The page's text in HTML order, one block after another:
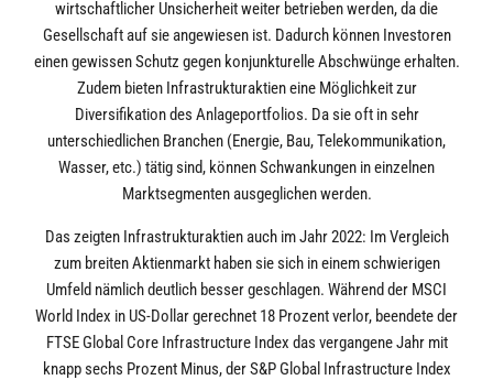
wirtschaftlicher Unsicherheit weiter betrieben werden, da die
Gesellschaft auf sie angewiesen ist. Dadurch können Investoren
einen gewissen Schutz gegen konjunkturelle Abschwünge erhalten.
Zudem bieten Infrastrukturaktien eine Möglichkeit zur
Diversifikation des Anlageportfolios. Da sie oft in sehr
unterschiedlichen Branchen (Energie, Bau, Telekommunikation,
Wasser, etc.) tätig sind, können Schwankungen in einzelnen
Marktsegmenten ausgeglichen werden.
Das zeigten Infrastrukturaktien auch im Jahr 2022: Im Vergleich
zum breiten Aktienmarkt haben sie sich in einem schwierigen
Umfeld nämlich deutlich besser geschlagen. Während der MSCI
World Index in US-Dollar gerechnet 18 Prozent verlor, beendete der
FTSE Global Core Infrastructure Index das vergangene Jahr mit
knapp sechs Prozent Minus, der S&P Global Infrastructure Index